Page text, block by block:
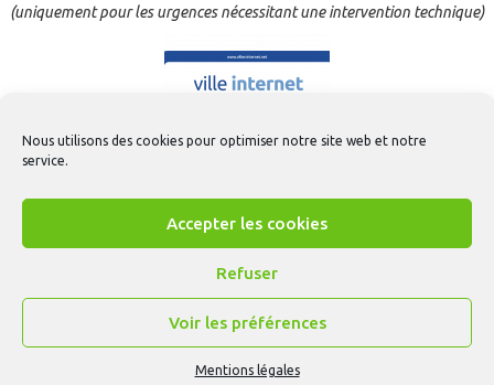
Nous utilisons des cookies pour optimiser notre site web et notre
service.
Accepter les cookies
Refuser
Voir les préférences
Mentions légales
(uniquement pour les urgences nécessitant une intervention technique)
Contact-Mentions légales-Gestion des cookies-CGU Appli Quéven-
Accessibilité- © CréationARTGO média